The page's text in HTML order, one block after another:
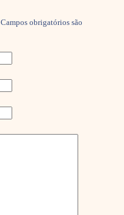
Campos obrigatórios são